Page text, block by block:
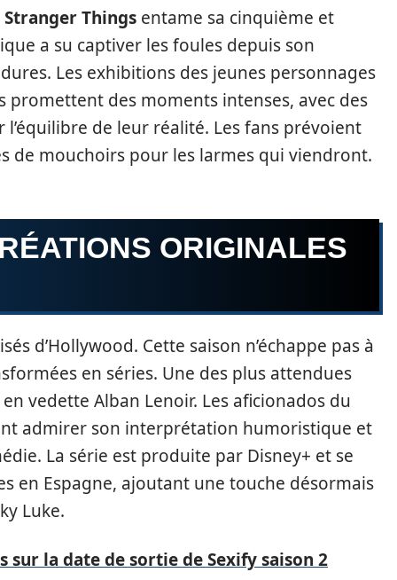
Stranger Things entame sa cinquième et
a su captiver les foules depuis son
Les exhibitions des jeunes personnages
des moments intenses, avec des
de leur réalité. Les fans prévoient
de mouchoirs pour les larmes qui viendront.
ORIGINALES
d’Hollywood. Cette saison n’échappe pas à
en séries. Une des plus attendues
vedette Alban Lenoir. Les aficionados du
admirer son interprétation humoristique et
La série est produite par Disney+ et se
en Espagne, ajoutant une touche désormais
Luke.
sur la date de sortie de Sexify saison 2